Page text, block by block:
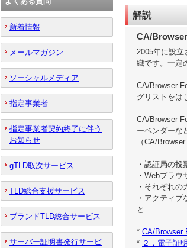
解説
CA/
2005年に設立
織です。一定
CA/Browser
グリストをは
CA/Browser
ーベンダーな
（CA/
・認証局の投
・Webブラ
・それぞれ
・アクティ
と
* CA/Browser
* ２．電子証
新着情報
メールマガジン
ソーシャルメディア
指定事業者
指定事業者契約終了に伴う
お知らせ
gTLD取次サービス
TLD総合支援サービス
ブランドTLD総合サービス
サーバー証明書発行サービ